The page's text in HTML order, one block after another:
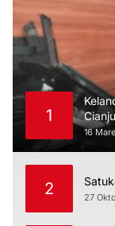
1
16
2 27